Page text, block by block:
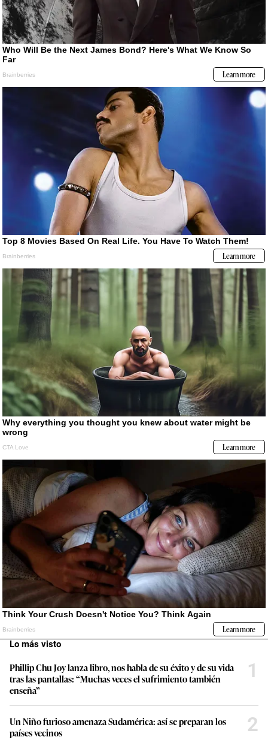
Lo más visto
Phillip Chu Joy lanza libro, nos habla de su éxito y de su vida
tras las pantallas: “Muchas veces el sufrimiento también
enseña”
1
Un Niño furioso amenaza Sudamérica: así se preparan los
países vecinos
2